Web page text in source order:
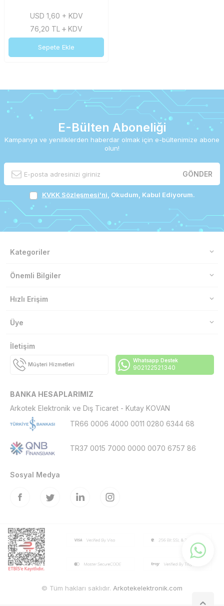
USD 1,60 + KDV
76,20 TL KDV
Sepete Ekle
E-Bülten Aboneliği
Kampanya ve yeniliklerden haberdar olmak için e-bültenimize abone
olun!
GÖNDER
KVKK Sözleşmesi'ni, Okudum, Kabul Ediyorum.
Kategoriler
Önemli Bilgiler
Hızlı Erişim
Üye
İletişim
Müşteri Hizmetleri
Whatsapp Destek
902122521340
BANKA HESAPLARIMIZ
Arkotek Elektronik ve Dış Ticaret - Kutay KOVAN
TR66 0006 4000 0011 0280 6344 68
TR37 0015 7000 0000 0070 6757 86
Sosyal Medya
© Tüm hakları saklıdır. Arkotekelektronik.com